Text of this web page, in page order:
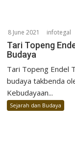
8 June 2021 infotegal
Tari Topeng
Budaya
Tari Topeng Endel
budaya takbenda
Kebudayaan...
Sejarah dan Budaya